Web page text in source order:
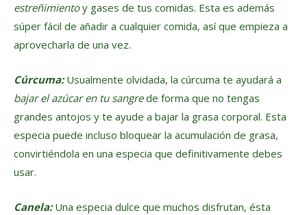
estreñimientoy gases de tus comidas. Esta es además
súper fácil de añadir a cualquier comida, así que empieza a
aprovecharla de una vez.
Cúrcuma:Usualmente olvidada, la cúrcuma te ayudará a
bajar el azúcar en tu sangrede forma que no tengas
grandes antojos y te ayude a bajar la grasa corporal. Esta
especia puede incluso bloquear la acumulación de grasa,
convirtiéndola en una especia que definitivamente debes
usar.
Canela:Una especia dulce que muchos disfrutan, ésta